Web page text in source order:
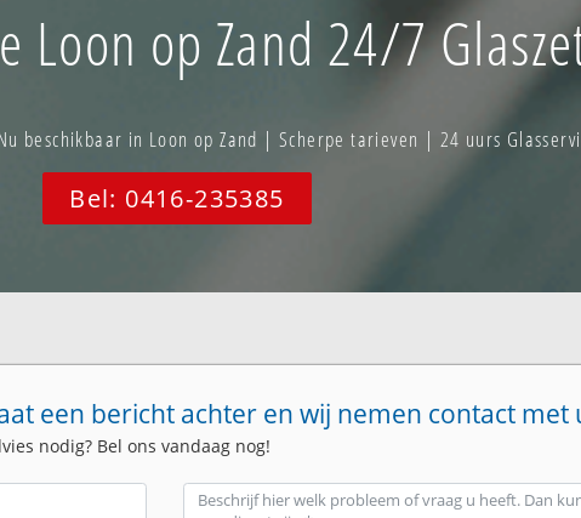
Loon op Zand 24/7
beschikbaar in Loon op Zand | Scherpe tarieven | 24 uurs
Bel: 0416-235385
een bericht achter en wij nemen contact met
nodig? Bel ons vandaag nog!